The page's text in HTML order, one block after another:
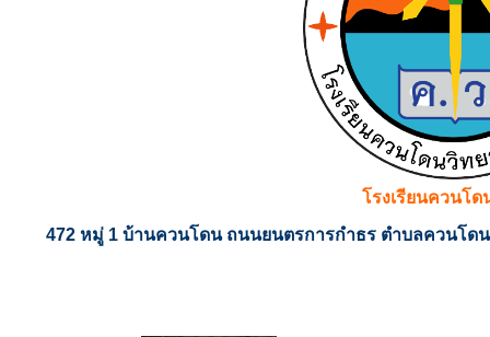
โรงเรียนควนโ
472 หมู่ 1 บ้านควนโดน ถนนยนตรการกำธร ตำบลควนโด